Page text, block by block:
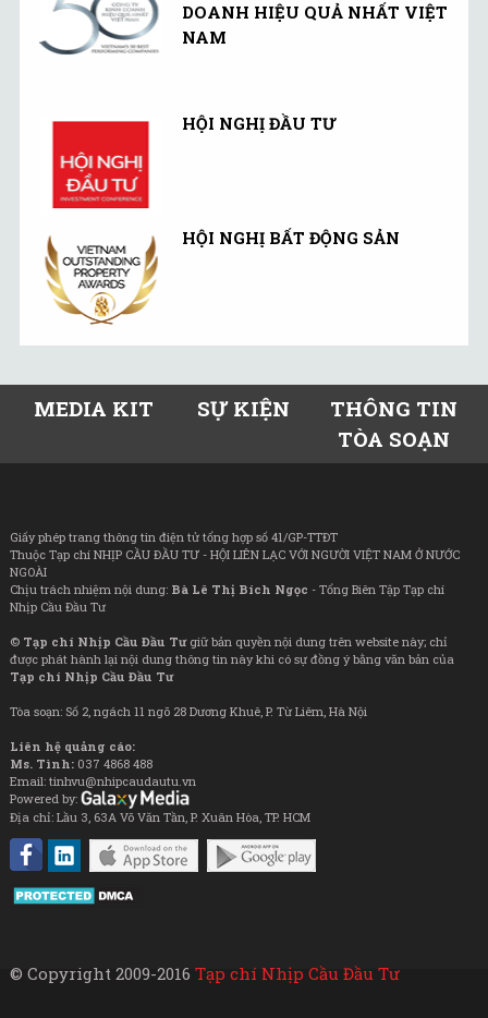
DOANH HIỆU QUẢ NHẤT VIỆT
NAM
HỘI NGHỊ ĐẦU TƯ
HỘI NGHỊ BẤT ĐỘNG SẢN
MEDIA KIT SỰ KIỆN
THÔNG TIN
TÒA SOẠN
Giấy phép trang thông tin điện tử tổng hợp số 41/GP-TTĐT
Thuộc Tạp chí NHỊP CẦU ĐẦU TƯ - HỘI LIÊN LẠC VỚI NGƯỜI VIỆT NAM Ở NƯỚC
NGOÀI
Chịu trách nhiệm nội dung: Bà Lê Thị Bích Ngọc - Tổng Biên Tập Tạp chí
Nhịp Cầu Đầu Tư
© Tạp chí Nhịp Cầu Đầu Tưgiữ bản quyền nội dung trên website này; chỉ
được phát hành lại nội dung thông tin này khi có sự đồng ý bằng văn bản của
Tạp chí Nhịp Cầu Đầu Tư
Tòa soạn: Số 2, ngách 11 ngõ 28 Dương Khuê, P. Từ Liêm, Hà Nội
Liên hệ quảng cáo:
Ms. Tình: 037 4868 488
Email: tinhvu@nhipcaudautu.vn
Powered by:
Địa chỉ: Lầu 3, 63A Võ Văn Tần, P. Xuân Hòa, TP. HCM
© Copyright 2009-2016 Tạp chí Nhịp Cầu Đầu Tư